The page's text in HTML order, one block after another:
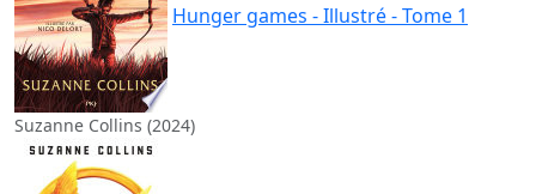
Hunger games - Illustré - Tome 1
Suzanne Collins (2024)